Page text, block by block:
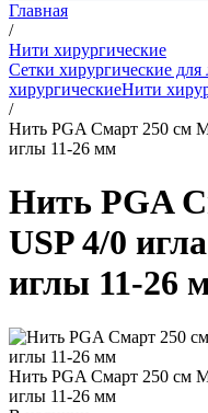
Главная
/
Нити хирургические
Сетки хирургические
хирургическиеНити
/
Нить PGA Смарт 250 см
иглы 11-26 мм
Нить PGA
USP 4/0
иглы 11-26
Нить PGA Смарт 250 см
иглы 11-26 мм